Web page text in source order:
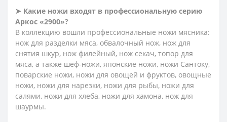
➤ Какие ножи входят в профессиональную серию
Аркос «2900»?
В коллекцию вошли профессиональные ножи мясника:
нож для разделки мяса, обвалочный нож, нож для
снятия шкур, нож филейный, нож секач, топор для
мяса, а также шеф-ножи, японские ножи, ножи Сантоку,
поварские ножи, ножи для овощей и фруктов, овощные
ножи, ножи для нарезки, ножи для рыбы, ножи для
салями, ножи для хлеба, ножи для хамона, нож для
шаурмы.